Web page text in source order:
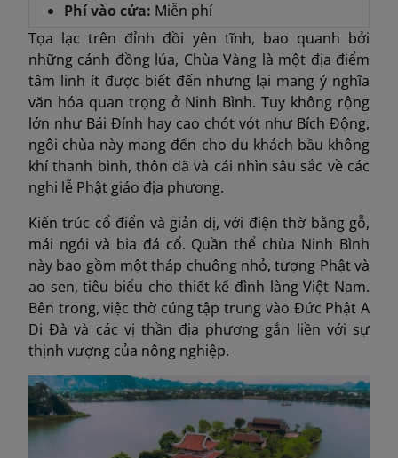
Phí vào cửa: Miễn phí
Tọa lạc trên đỉnh đồi yên tĩnh, bao quanh bởi
những cánh đồng lúa, Chùa Vàng là một địa điểm
tâm linh ít được biết đến nhưng lại mang ý nghĩa
văn hóa quan trọng ở Ninh Bình. Tuy không rộng
lớn như Bái Đính hay cao chót vót như Bích Động,
ngôi chùa này mang đến cho du khách bầu không
khí thanh bình, thôn dã và cái nhìn sâu sắc về các
nghi lễ Phật giáo địa phương.
Kiến trúc cổ điển và giản dị, với điện thờ bằng gỗ,
mái ngói và bia đá cổ. Quần thể chùa Ninh Bình
này bao gồm một tháp chuông nhỏ, tượng Phật và
ao sen, tiêu biểu cho thiết kế đình làng Việt Nam.
Bên trong, việc thờ cúng tập trung vào Đức Phật A
Di Đà và các vị thần địa phương gắn liền với sự
thịnh vượng của nông nghiệp.